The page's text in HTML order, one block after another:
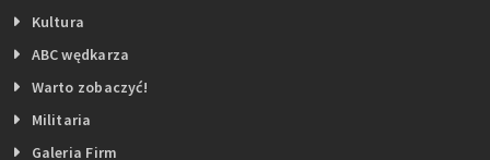
Kultura
ABC wędkarza
Warto zobaczyć!
Militaria
Galeria Firm